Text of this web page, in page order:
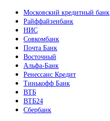
Московский кредитный банк
Райффайзенбанк
НИС
Совкомбанк
Почта Банк
Восточный
Альфа-Банк
Ренессанс Кредит
Тинькофф Банк
ВТБ
ВТБ24
Сбербанк